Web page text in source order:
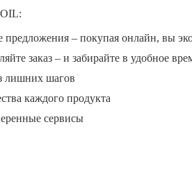
– покупая онлайн, вы
заказ – и забирайте в удобное
лишних шагов
каждого продукта
сервисы